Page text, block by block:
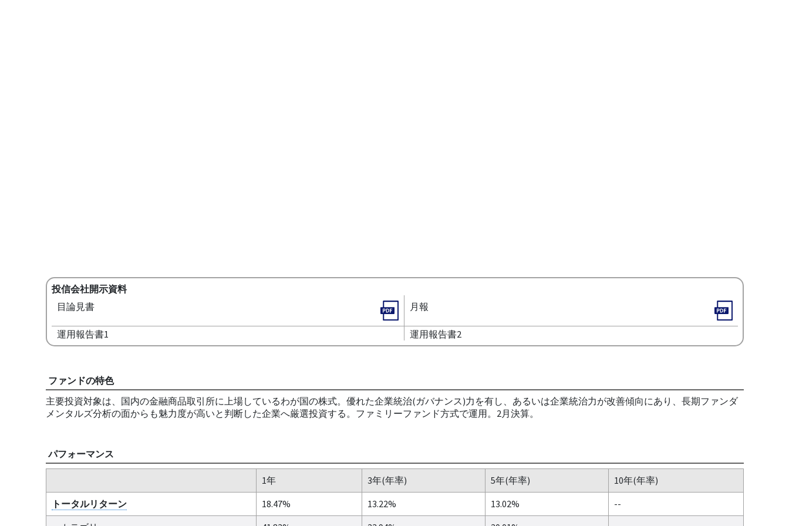
投信会社開示資料
目論見書
月報
運用報告書1 運用報告書2
ファンドの特色
主要投資対象は、国内の金融商品取引所に上場しているわが国の株式。優れた企業統治(ガバナンス)力を有し、あるいは企業統治力が改善傾向にあり、長期ファンダ
メンタルズ分析の面からも魅力度が高いと判断した企業へ厳選投資する。ファミリーファンド方式で運用。2月決算。
パフォーマンス
1年 3年(年率) 5年(年率)
10年(年率)
トータルリターン
18.47% 13.22% 13.02%
--